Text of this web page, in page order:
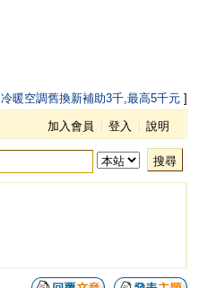
冷暖空調舊換新補助3千,最高5千元]
加入會員 登入 說明
搜尋